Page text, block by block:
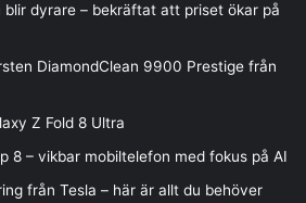
blir dyrare – bekräftat att priset ökar på
DiamondClean 9900 Prestige från
Z Fold 8 Ultra
8 – vikbar mobiltelefon med fokus på AI
från Tesla – här är allt du behöver